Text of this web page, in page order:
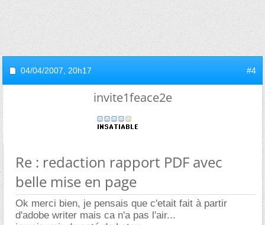
04/04/2007, 20h17 #4
invite1feace2e
Re : redaction rapport PDF avec
belle mise en page
Ok merci bien, je pensais que c'etait fait à partir
d'adobe writer mais ca n'a pas l'air...